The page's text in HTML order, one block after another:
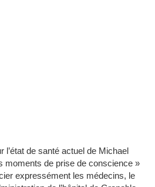
l’état de santé actuel de Michael
moments de prise de conscience »
expressément les médecins, le